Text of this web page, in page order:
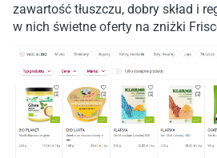
zawartość tłuszczu, dobry skład i
w nich świetne oferty na zniżki